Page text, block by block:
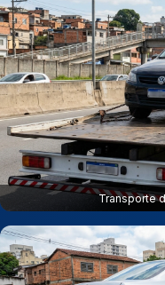
Transporte